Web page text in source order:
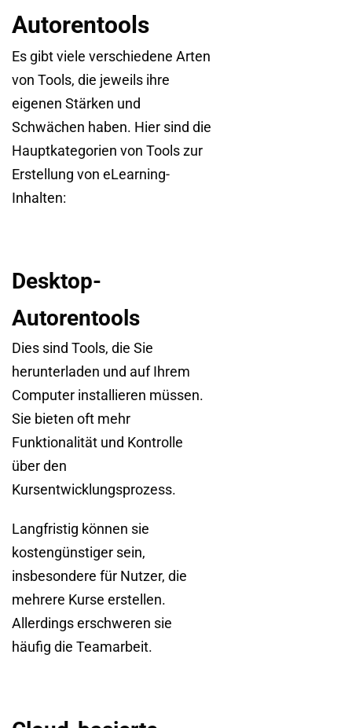
Autorentools
Es gibt viele verschiedene Arten
von Tools, die jeweils ihre
eigenen Stärken und
Schwächen haben. Hier sind die
Hauptkategorien von Tools zur
Erstellung von eLearning-
Inhalten:
Desktop-
Autorentools
Dies sind Tools, die Sie
herunterladen und auf Ihrem
Computer installieren müssen.
Sie bieten oft mehr
Funktionalität und Kontrolle
über den
Kursentwicklungsprozess.
Langfristig können sie
kostengünstiger sein,
insbesondere für Nutzer, die
mehrere Kurse erstellen.
Allerdings erschweren sie
häufig die Teamarbeit.